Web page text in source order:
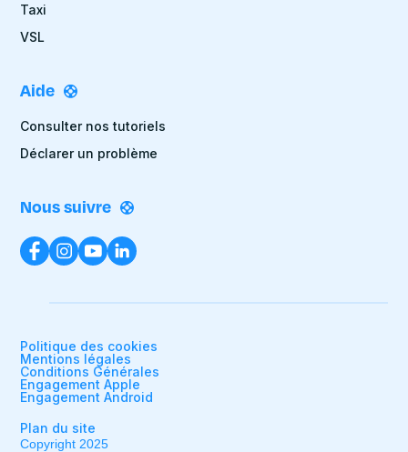
Taxi
VSL
Aide
Consulter nos tutoriels
Déclarer un problème
Nous suivre
Politique des cookies
Mentions légales
Conditions Générales
Engagement Apple
Engagement Android
Plan du site
Copyright 2025